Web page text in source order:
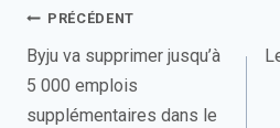
Navigation
de
l’article
PRÉCÉDENT
Byju va supprimer jusqu’à
5 000 emplois
supplémentaires dans le